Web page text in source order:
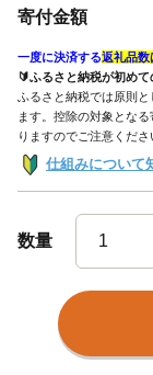
寄付金額
一度に決済する返礼品数
🔰ふるさと納税が初め
ふるさと納税では原則
ます。控除の対象とな
りますのでご注意くださ
仕組みについて
数量